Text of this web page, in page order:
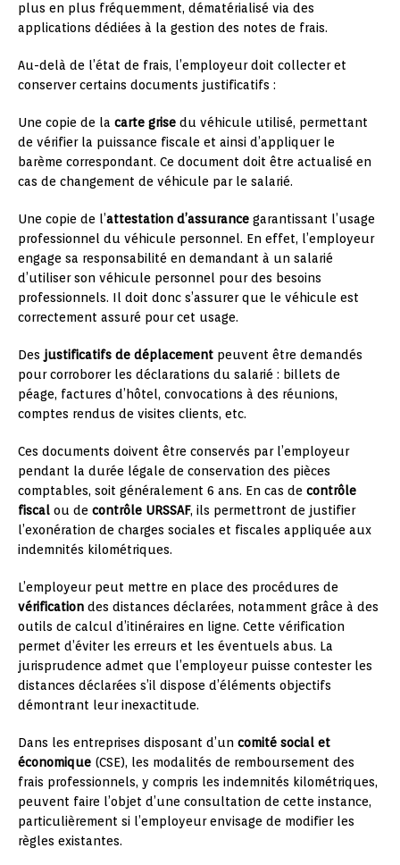
plus en plus fréquemment, dématérialisé via des
applications dédiées à la gestion des notes de frais.
Au-delà de l’état de frais, l’employeur doit collecter et
conserver certains documents justificatifs :
Une copie de la carte grise du véhicule utilisé, permettant
de vérifier la puissance fiscale et ainsi d’appliquer le
barème correspondant. Ce document doit être actualisé en
cas de changement de véhicule par le salarié.
Une copie de l’attestation d’assurance garantissant l’usage
professionnel du véhicule personnel. En effet, l’employeur
engage sa responsabilité en demandant à un salarié
d’utiliser son véhicule personnel pour des besoins
professionnels. Il doit donc s’assurer que le véhicule est
correctement assuré pour cet usage.
Des justificatifs de déplacement peuvent être demandés
pour corroborer les déclarations du salarié : billets de
péage, factures d’hôtel, convocations à des réunions,
comptes rendus de visites clients, etc.
Ces documents doivent être conservés par l’employeur
pendant la durée légale de conservation des pièces
comptables, soit généralement 6 ans. En cas de contrôle
fiscal ou de contrôle URSSAF, ils permettront de justifier
l’exonération de charges sociales et fiscales appliquée aux
indemnités kilométriques.
L’employeur peut mettre en place des procédures de
vérification des distances déclarées, notamment grâce à des
outils de calcul d’itinéraires en ligne. Cette vérification
permet d’éviter les erreurs et les éventuels abus. La
jurisprudence admet que l’employeur puisse contester les
distances déclarées s’il dispose d’éléments objectifs
démontrant leur inexactitude.
Dans les entreprises disposant d’un comité social et
économique (CSE), les modalités de remboursement des
frais professionnels, y compris les indemnités kilométriques,
peuvent faire l’objet d’une consultation de cette instance,
particulièrement si l’employeur envisage de modifier les
règles existantes.